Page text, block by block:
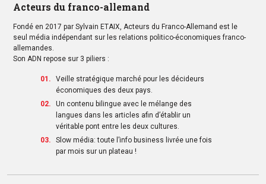
Acteurs du franco-allemand
Fondé en 2017 par Sylvain ETAIX, Acteurs du Franco-Allemand est le
seul média indépendant sur les relations politico-économiques franco-
allemandes.
Son ADN repose sur 3 piliers :
Veille stratégique marché pour les décideurs
économiques des deux pays.
Un contenu bilingue avec le mélange des
langues dans les articles afin d’établir un
véritable pont entre les deux cultures.
Slow média: toute l’info business livrée une fois
par mois sur un plateau !